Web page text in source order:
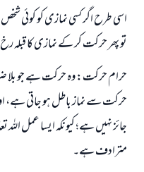
اسی طرح اگر کسی نمازی کو کوئی
تو پھر حرکت کر کے نمازی کا
حرام حرکت: وہ حرکت ہے جو بلا
حرکت سے نماز باطل ہو جاتی ہے،
جائز نہیں ہے؛ کیونکہ ایسا عمل
مترادف ہے۔